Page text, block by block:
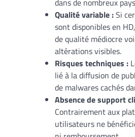
Qualité variable :Si
sont disponibles en
de qualité médiocre
altérations visibles.
Risques techniques :
lié à la diffusion de
de malwares cachés
Absence de support
Contrairement aux
utilisateurs ne